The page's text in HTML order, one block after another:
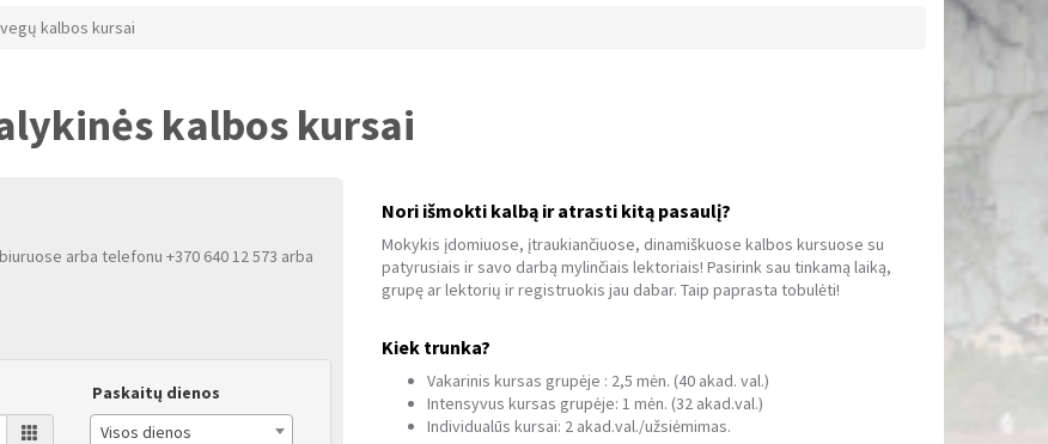
kalbos kursai
kalbos kursai
arba telefonu +370 640 12 573 arba
Paskaitų dienos
Visos dienos
Nori išmokti kalbą ir atrasti kitą pasaulį?
Mokykis įdomiuose, įtraukiančiuose, dinamiškuose kalbos kursuose su
patyrusiais ir savo darbą mylinčiais lektoriais! Pasirink sau tinkamą laiką,
grupę ar lektorių ir registruokis jau dabar. Taip paprasta tobulėti!
Kiek trunka?
Vakarinis kursas grupėje : 2,5 mėn. (40 akad. val.)
Intensyvus kursas grupėje: 1 mėn. (32 akad.val.)
Individualūs kursai: 2 akad.val./užsiėmimas.